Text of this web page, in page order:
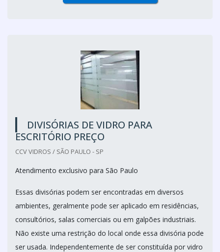
DIVISÓRIAS DE VIDRO PARA
ESCRITÓRIO PREÇO
CCV VIDROS / SÃO PAULO - SP
Atendimento exclusivo para São Paulo
Essas divisórias podem ser encontradas em diversos
ambientes, geralmente pode ser aplicado em residências,
consultórios, salas comerciais ou em galpões industriais.
Não existe uma restrição do local onde essa divisória pode
ser usada. Independentemente de ser constituída por vidro